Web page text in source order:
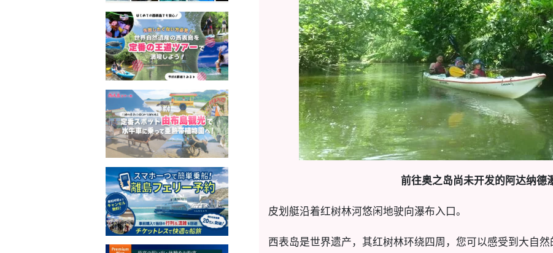
前往奥之岛尚未开发的阿达纳德
皮划艇沿着红树林河悠闲地驶向瀑布入口。
西表岛是世界遗产，其红树林环绕四周，您可以感受到大自